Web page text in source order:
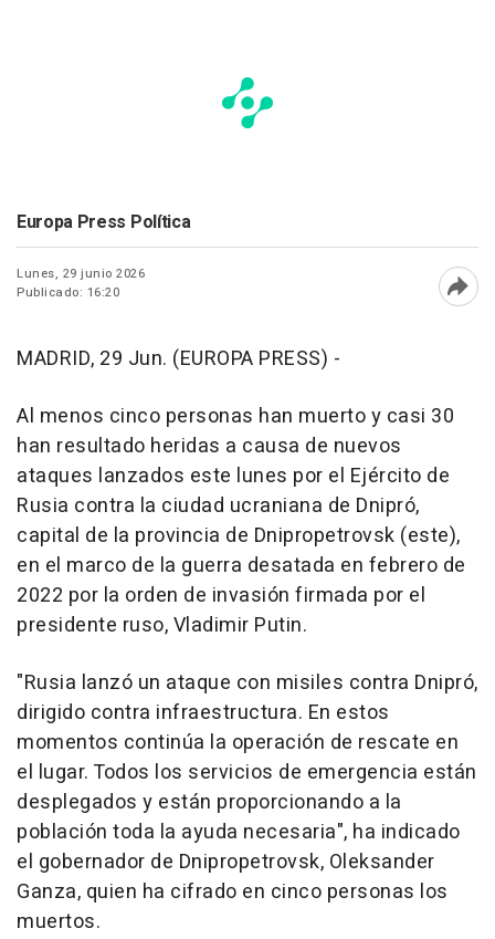
Europa Press Política
Lunes, 29 junio 2026
Publicado: 16:20
MADRID, 29 Jun. (EUROPA PRESS) -
Al menos cinco personas han muerto y casi 30
han resultado heridas a causa de nuevos
ataques lanzados este lunes por el Ejército de
Rusia contra la ciudad ucraniana de Dnipró,
capital de la provincia de Dnipropetrovsk (este),
en el marco de la guerra desatada en febrero de
2022 por la orden de invasión firmada por el
presidente ruso, Vladimir Putin.
"Rusia lanzó un ataque con misiles contra Dnipró,
dirigido contra infraestructura. En estos
momentos continúa la operación de rescate en
el lugar. Todos los servicios de emergencia están
desplegados y están proporcionando a la
población toda la ayuda necesaria", ha indicado
el gobernador de Dnipropetrovsk, Oleksander
Ganza, quien ha cifrado en cinco personas los
muertos.